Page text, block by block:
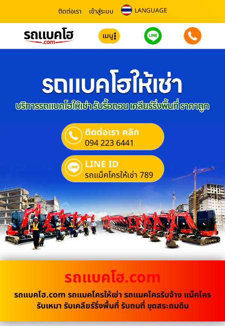
ติดต่อเรา เข้าสู่ระบบ LANGUAGE
เมนู
ติดต่อเรา คลิก
094 223 6441
LINE ID
รถแม็คโครให้เช่า 789
รถแบคโฮ.com
รถแบคโฮ.com รถแมคโครให้เช่า รถแมคโครรับจ้าง แม็คโคร
รับเหมา รับเคลียร์ริ่งพื้นที่ รับถมที่ ขุดสระถมดิน